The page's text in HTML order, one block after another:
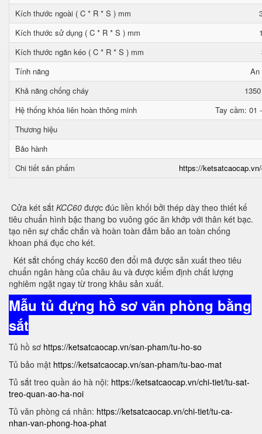
Kích thước ngoài ( C * R * S ) mm
Kích thước sử dụng ( C * R * S ) mm
Kích thước ngăn kéo ( C * R * S ) mm
Tính năng
An
Khả năng chống cháy
Hệ thống khóa liên hoàn thông minh
Tay cầm: 01
Thương hiệu
Bảo hành
Chi tiết sản phẩm
https://
Cửa két sắt KCC60 được đúc liền khối bởi thép dày theo thiết kế
tiêu chuẩn hình bậc thang bo vuông góc ăn khớp với thân két bạc.
tạo nên sự chắc chắn và hoàn toàn đảm bảo an toàn chống
khoan phá đục cho két.
Két sắt chống cháy kcc60 đen đổi mã được sản xuất theo tiêu
chuẩn ngân hàng của châu âu và được kiểm định chất lượng
nghiêm ngặt ngay từ trong khâu sản xuất.
Mẫu tủ đựng hồ sơ văn phòng bằng
sắt
Tủ hồ sơ https://ketsatcaocap.vn/san-pham/tu-ho-so
Tủ bảo mật https://ketsatcaocap.vn/san-pham/tu-bao-mat
Tủ sắt treo quần áo hà nội: https://ketsatcaocap.vn/chi-tiet/tu-sat-
treo-quan-ao-ha-noi
Tủ văn phòng cá nhân: https://ketsatcaocap.vn/chi-tiet/tu-ca-
nhan-van-phong-hoa-phat